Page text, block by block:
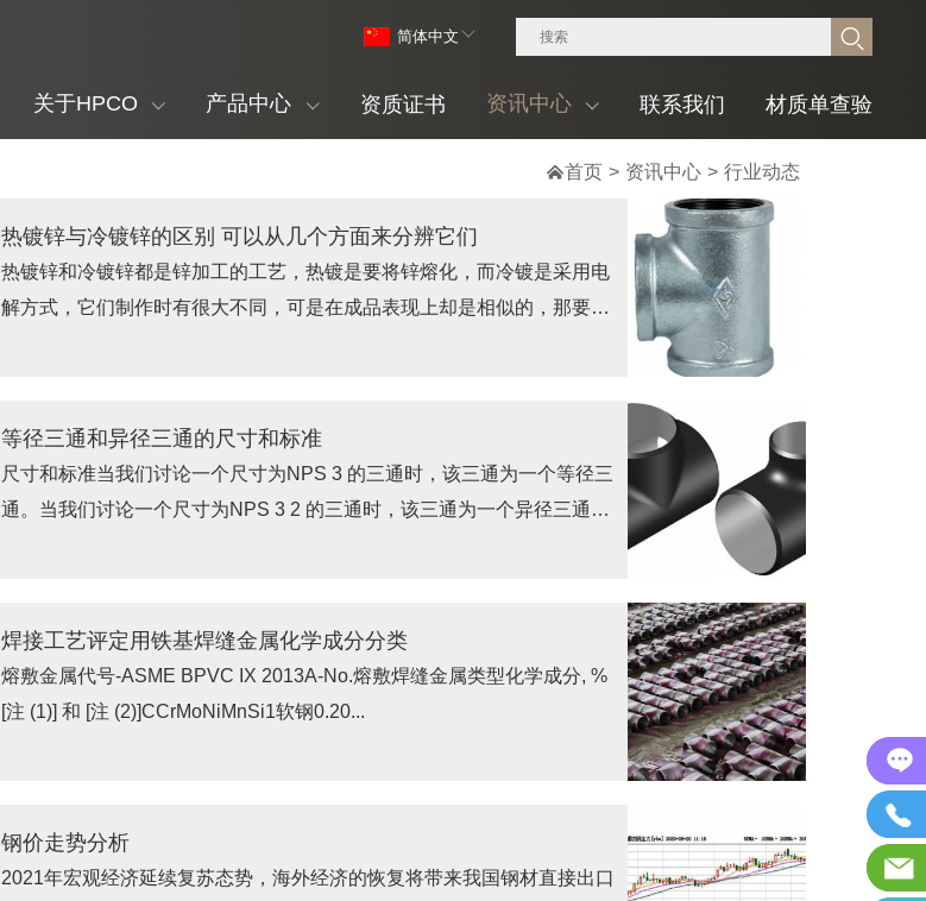
关于HPCO 产品中心 资质证书 资讯中心 联系我们 材质单查验
简体中文
首页 > 资讯中心 > 行业动态
热镀锌与冷镀锌的区别 可以从几个方面来分辨它们
热镀锌和冷镀锌都是锌加工的工艺，热镀是要将锌熔化，而冷镀是采用电
解方式，它们制作时有很大不同，可是在成品表现上却是相似的，那要怎
等径三通和异径三通的尺寸和标准
尺寸和标准当我们讨论一个尺寸为NPS 3 的三通时，该三通为一个等径三
通。当我们讨论一个尺寸为NPS 3 2 的三通时，该三通为一个异径三通。
焊接工艺评定用铁基焊缝金属化学成分分类
熔敷金属代号-ASME BPVC IX 2013A‐No.熔敷焊缝金属类型化学成分, %
[注 (1)] 和 [注 (2)]CCrMoNiMnSi1软钢0.20...
钢价走势分析
2021年宏观经济延续复苏态势，海外经济的恢复将带来我国钢材直接出口